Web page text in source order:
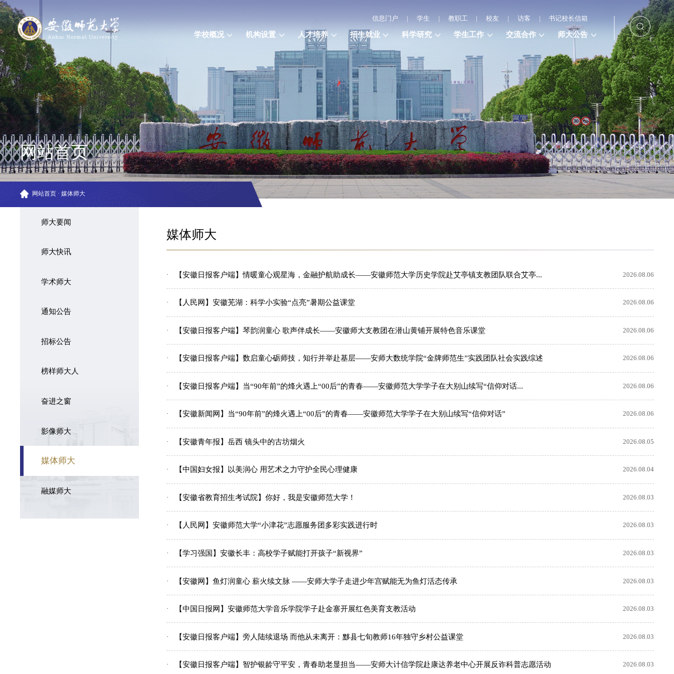
信息门户 | 学生 | 教职工 | 校友 | 访客 | 书记校长信箱
学校概况 机构设置 人才培养 招生就业 科学研究 学生工作 交流合作 师大公告
网站首页
网站首页 · 媒体师大
师大要闻
师大快讯
学术师大
通知公告
招标公告
榜样师大人
奋进之窗
影像师大
媒体师大
融媒师大
媒体师大
【安徽日报客户端】情暖童心观星海，金融护航助成长——安徽师范大学历史学院赴艾亭镇支教团队联合艾亭... 2026.08.06
【人民网】安徽芜湖：科学小实验“点亮”暑期公益课堂 2026.08.06
【安徽日报客户端】琴韵润童心 歌声伴成长——安徽师大支教团在潜山黄铺开展特色音乐课堂 2026.08.06
【安徽日报客户端】数启童心砺师技，知行并举赴基层——安师大数统学院“金牌师范生”实践团队社会实践综述 2026.08.06
【安徽日报客户端】当“90年前”的烽火遇上“00后”的青春——安徽师范大学学子在大别山续写“信仰对话... 2026.08.06
【安徽新闻网】当“90年前”的烽火遇上“00后”的青春——安徽师范大学学子在大别山续写“信仰对话” 2026.08.06
【安徽青年报】岳西 镜头中的古坊烟火 2026.08.05
【中国妇女报】以美润心 用艺术之力守护全民心理健康 2026.08.04
【安徽省教育招生考试院】你好，我是安徽师范大学！ 2026.08.03
【人民网】安徽师范大学“小津花”志愿服务团多彩实践进行时 2026.08.03
【学习强国】安徽长丰：高校学子赋能打开孩子“新视界” 2026.08.03
【安徽网】鱼灯润童心 薪火续文脉 ——安师大学子走进少年宫赋能无为鱼灯活态传承 2026.08.03
【中国日报网】安徽师范大学音乐学院学子赴金寨开展红色美育支教活动 2026.08.03
【安徽日报客户端】旁人陆续退场 而他从未离开：黟县七旬教师16年独守乡村公益课堂 2026.08.03
【安徽日报客户端】智护银龄守平安，青春助老显担当——安师大计信学院赴康达养老中心开展反诈科普志愿活动 2026.08.03